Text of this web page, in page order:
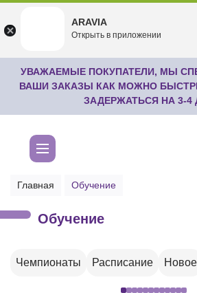
undefined
Бесплатноru.aravia.new
УВАЖАЕМЫЕ ПОКУПАТЕЛИ, МЫ
ВАШИ ЗАКАЗЫ КАК МОЖНО
ЗАДЕРЖАТЬСЯ НА 3-4
Главная Обучение
Обучение
Чемпионаты Расписание Новое
ARAVIA
Открыть в приложении